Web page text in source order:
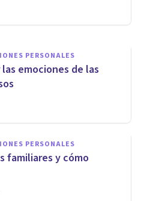
PERSONALES
emociones de las
PERSONALES
familiares y cómo